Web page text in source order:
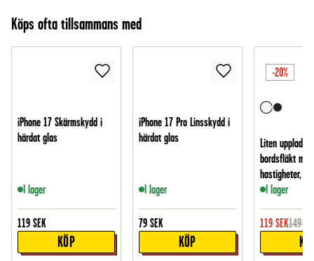
Köps ofta tillsammans med
iPhone 17 Skärmskydd i
härdat glas
I lager
119 SEK
KÖP
iPhone 17 Pro Linsskydd i
härdat glas
I lager
79 SEK
KÖP
-20%
Liten
bordsfläkt
hastigheter, Vit
I lager
119 SEK149